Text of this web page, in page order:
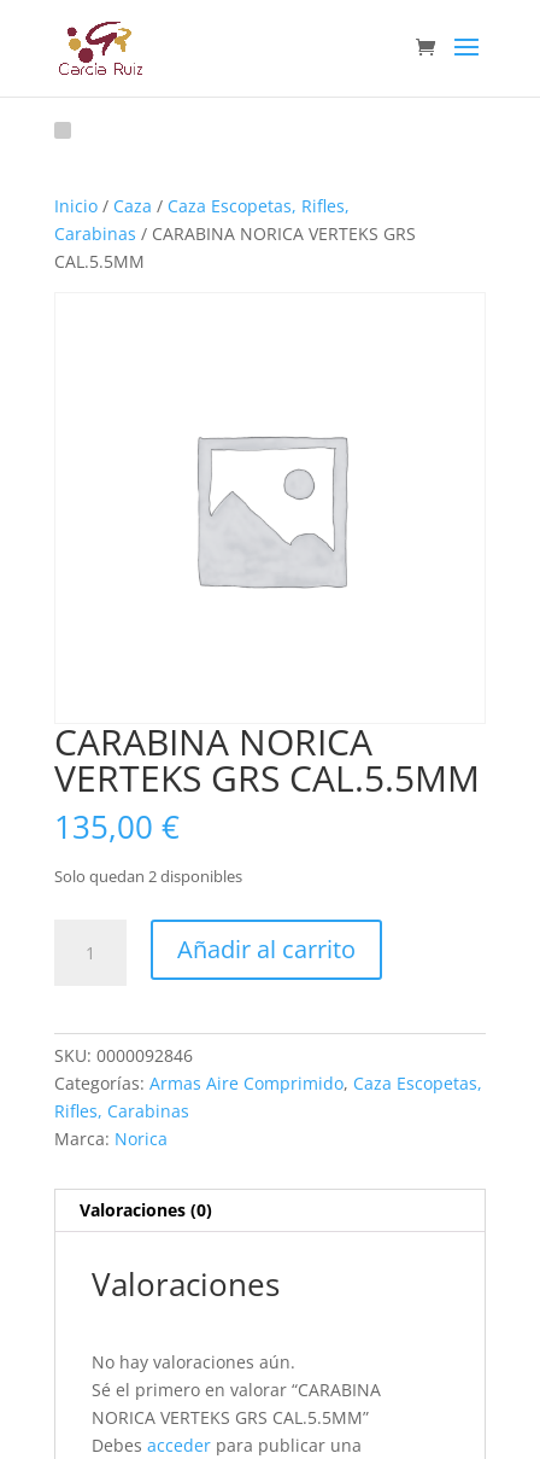
Inicio/ Caza / Caza Escopetas, Rifles,
Carabinas / CARABINA NORICA VERTEKS GRS
CAL.5.5MM
CARABINA NORICA
VERTEKS GRS CAL.5.5MM
135,00 €
Solo quedan 2 disponibles
NORICA
cantidad
Añadir al carrito
SKU: 0000092846
Categorías: Armas Aire Comprimido, Caza Escopetas,
Rifles, Carabinas
Marca: Norica
Valoraciones (0)
Valoraciones
No hay valoraciones aún.
Sé el primero en valorar “CARABINA
NORICA VERTEKS GRS CAL.5.5MM”
Debes accederpara publicar una